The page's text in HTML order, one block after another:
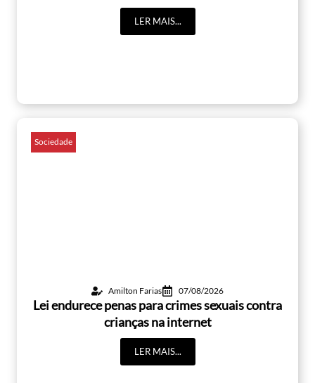
LER MAIS...
Sociedade
Amilton Farias 07/08/2026
Lei endurece penas para crimes sexuais contra
crianças na internet
LER MAIS...